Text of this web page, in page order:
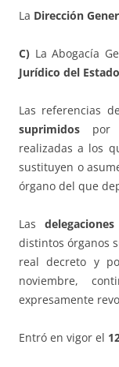
La Dirección
C) La Abogacía
Jurídico del Estado
Las referencias
suprimidos por
realizadas a los
sustituyen o
órgano del que
Las
distintos órganos
real decreto y
noviembre,
expresamente
Entró en vigor el